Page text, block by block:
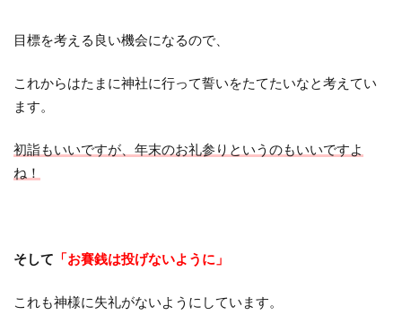
目標を考える良い機会になるので、
これからはたまに神社に行って誓いをたてたいなと考えてい
ます。
初詣もいいですが、年末のお礼参りというのもいいですよ
ね！
そして 「お賽銭は投げないように」
これも神様に失礼がないようにしています。